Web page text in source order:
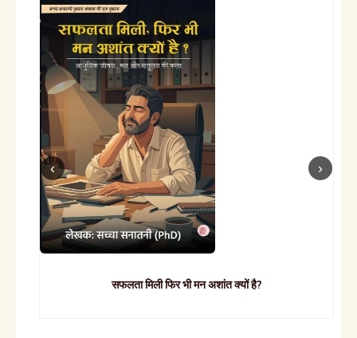
सफलता मिली फिर भी मन अशांत क्यों है?